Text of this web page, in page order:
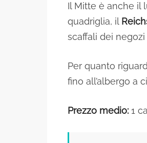
Il Mitte è anche il
quadriglia, il
scaffali dei
Per quanto
fino all’albergo a
Prezzo medio: 1